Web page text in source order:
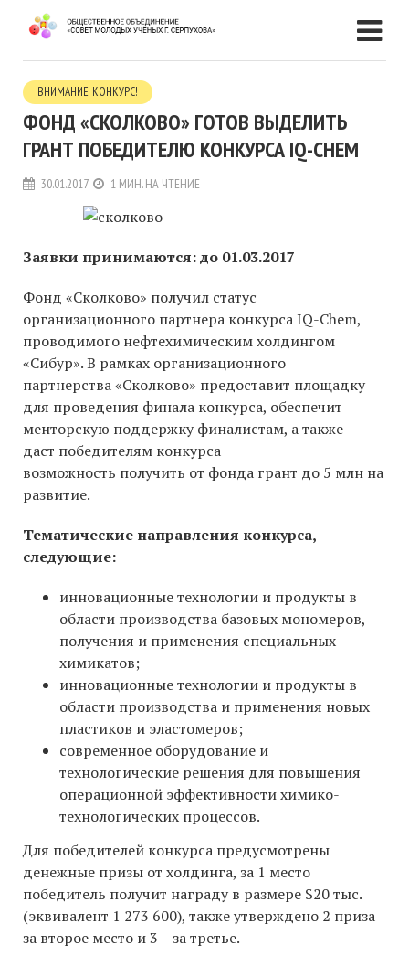
ВНИМАНИЕ, КОНКУРС!
ФОНД «СКОЛКОВО» ГОТОВ ВЫДЕЛИТЬ
ГРАНТ ПОБЕДИТЕЛЮ КОНКУРСА IQ-CHEM
30.01.2017 1 МИН. НА ЧТЕНИЕ
Заявки принимаются: до 01.03.2017
Фонд «Сколково» получил статус
организационного партнера конкурса IQ-Chem,
проводимого нефтехимическим холдингом
«Сибур». В рамках организационного
партнерства «Сколково» предоставит площадку
для проведения финала конкурса, обеспечит
менторскую поддержку финалистам, а также
даст победителям конкурса
возможность получить от фонда грант до 5 млн на
развитие.
Тематические направления конкурса,
следующие:
инновационные технологии и продукты в
области производства базовых мономеров,
получения и применения специальных
химикатов;
инновационные технологии и продукты в
области производства и применения новых
пластиков и эластомеров;
современное оборудование и
технологические решения для повышения
операционной эффективности химико-
технологических процессов.
Для победителей конкурса предусмотрены
денежные призы от холдинга, за 1 место
победитель получит награду в размере $20 тыс.
(эквивалент 1 273 600), также утверждено 2 приза
за второе место и 3 – за третье.